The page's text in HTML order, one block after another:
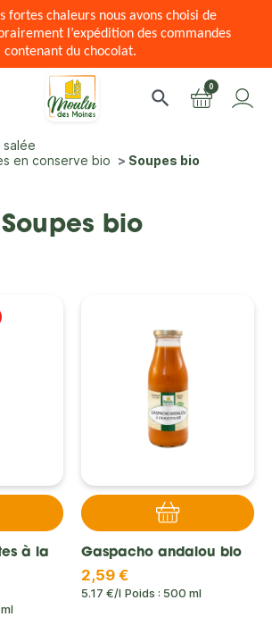
fortes chaleurs nous avons choisi de
l’expédition des commandes
contenant du chocolat.
search 0
salée
en conserve bio
Soupes bio
Soupes bio
à la
Gaspacho andalou bio
2,59 €
5.17 €/l Poids : 500 ml